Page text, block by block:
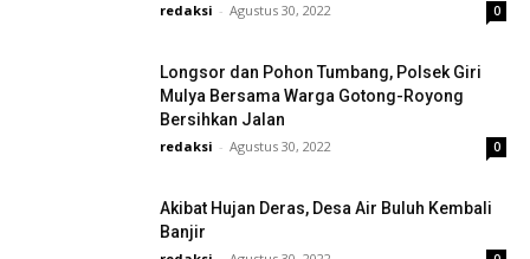
redaksi - Agustus 30, 2022 0
Longsor dan Pohon Tumbang, Polsek Giri
Mulya Bersama Warga Gotong-Royong
Bersihkan Jalan
redaksi - Agustus 30, 2022 0
Akibat Hujan Deras, Desa Air Buluh Kembali
Banjir